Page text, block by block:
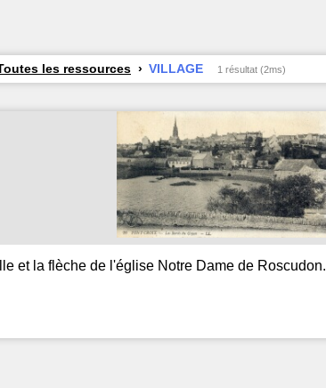
les ressources VILLAGE 1 résultat (2ms)
et la flèche de l'église Notre Dame de Roscudon.